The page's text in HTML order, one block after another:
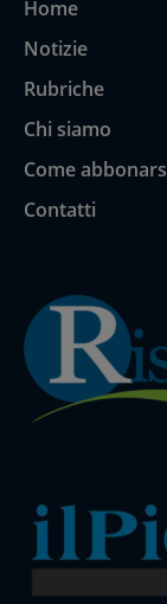
Home
Notizie
Rubriche
Chi siamo
Come
Contatti